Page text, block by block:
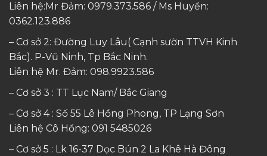
Liên hệ:Mr Đảm: 0979.373.586 / Ms Huyền:
0362.123.886
– Cơ sở 2: Đường Luy Lâu( Cạnh sườn TTVH Kinh
Bắc). P-Vũ Ninh, Tp Bắc Ninh.
Liên hệ Mr. Đảm: 098.9923.586
– Cơ sở 3 : TT Lục Nam/ Bắc Giang
– Cơ sở 4 : Số 55 Lê Hồng Phong, TP Lạng Sơn
Liên hệ Cô Hồng: 091 5485026
– Cơ sở 5 : Lk 16-37 Dọc Bún 2 La Khê Hà Đông